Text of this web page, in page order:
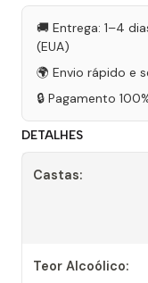
🚚 Entrega: 1–4
(EUA)
🌍 Envio rápido e
🔒 Pagamento
DETALHES
Castas:
Teor Alcoólico: